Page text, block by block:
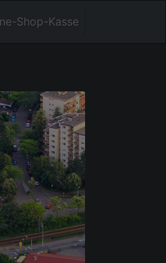
Shop-Kasse